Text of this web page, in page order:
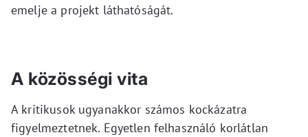
emelje a projekt láthatóságát.
A közösségi vita
A kritikusok ugyanakkor számos kockázatra
figyelmeztetnek. Egyetlen felhasználó korlátlan